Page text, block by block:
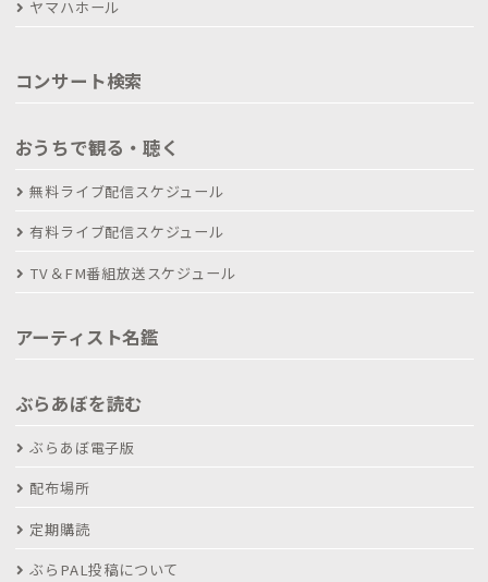
ヤマハホール
コンサート検索
おうちで観る・聴く
無料ライブ配信スケジュール
有料ライブ配信スケジュール
TV＆FM番組放送スケジュール
アーティスト名鑑
ぶらあぼを読む
ぶらあぼ電子版
配布場所
定期購読
ぶらPAL投稿について